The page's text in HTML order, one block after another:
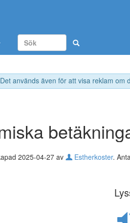
används även för att visa reklam
2025-04-27 av Estherkoster.